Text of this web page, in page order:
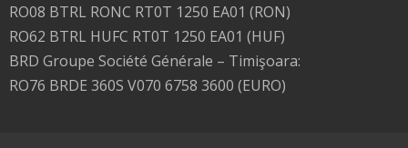
RO08 BTRL RONC RT0T 1250 EA01 (RON)
RO62 BTRL HUFC RT0T 1250 EA01 (HUF)
BRD Groupe Société Générale – Timişoara:
RO76 BRDE 360S V070 6758 3600 (EURO)